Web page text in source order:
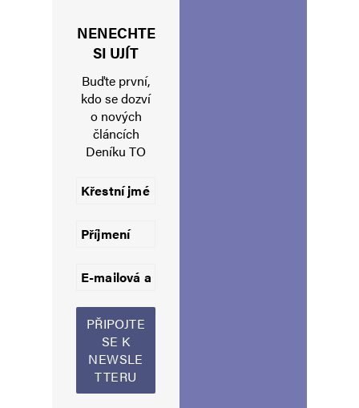
Uložit do prohlížeče jméno, e-mail a webovou stránku pro budoucí
Informujte mě o nových komentářích e-mailem.
Alternative:
NENECHTE
SI UJÍT
Buďte první,
kdo se dozví
o nových
článcích
Deníku TO